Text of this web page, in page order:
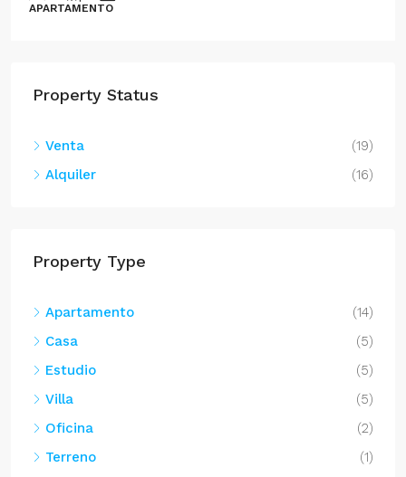
APARTAMENTO
Property Status
Venta
(19)
Alquiler
(16)
Property Type
Apartamento
(14)
Casa
(5)
Estudio
(5)
Villa
(5)
Oficina
(2)
Terreno
(1)